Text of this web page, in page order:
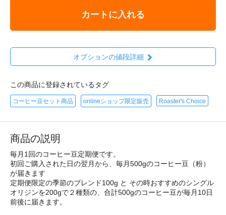
カートに入れる
オプションの値段詳細
この商品に登録されているタグ
コーヒー豆セット商品 onlineショップ限定販売 Roaster's Choice
商品の説明
毎月1回のコーヒー豆定期便です。
初回ご購入された日の翌月から、毎月500gのコーヒー豆（粉）
が届きます
定期便限定の季節のブレンド100g と その時おすすめのシングル
オリジンを200gで２種類の、合計500gのコーヒー豆が毎月10日
前後に届きます。